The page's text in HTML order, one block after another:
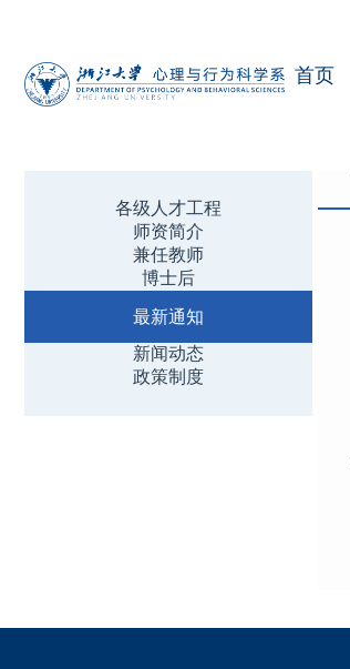
首页
各级人才工程
师资简介
兼任教师
博士后
最新通知
新闻动态
政策制度